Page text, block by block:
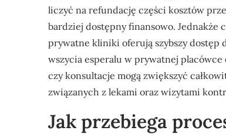
liczyć na refundację części kosztów
bardziej dostępny finansowo. Jednakże
prywatne kliniki oferują szybszy dostęp
wszycia esperalu w prywatnej placówce
czy konsultacje mogą zwiększyć
związanych z lekami oraz wizytami
Jak przebiega